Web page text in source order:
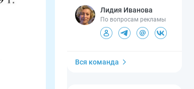
Лидия Иванова
По вопросам рекламы
Вся команда